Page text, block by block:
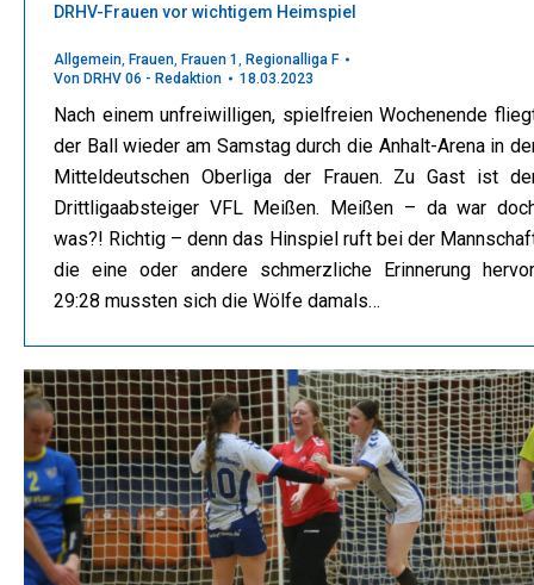
DRHV-Frauen vor wichtigem Heimspiel
Allgemein, Frauen, Frauen 1 , Regionalliga F
Von DRHV 06 - Redaktion 18.03.2023
Nach einem unfreiwilligen, spielfreien Wochenende
der Ball wieder am Samstag durch die Anhalt-Arena in
Mitteldeutschen Oberliga der Frauen. Zu Gast ist
Drittligaabsteiger VFL Meißen. Meißen – da war
was?! Richtig – denn das Hinspiel ruft bei der
die eine oder andere schmerzliche Erinnerung
29:28 mussten sich die Wölfe damals…